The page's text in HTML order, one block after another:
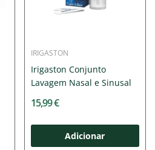
IRIGASTON
Irigaston Conjunto
Lavagem Nasal e Sinusal
15,99 €
Adicionar